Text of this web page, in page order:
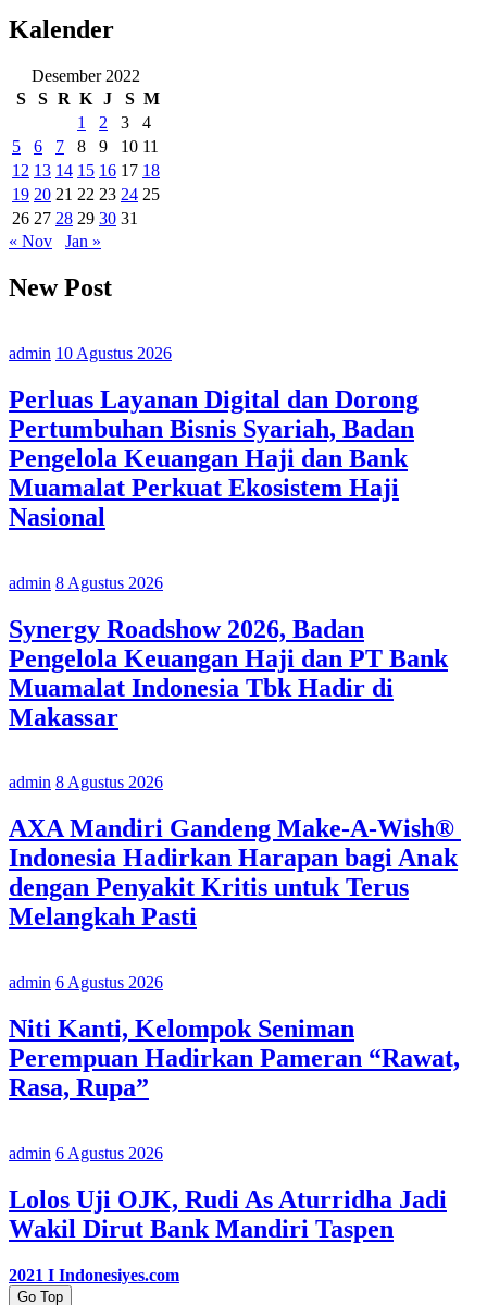
Kalender
Desember 2022
S
S R K J S M
1
2 3
4
5
6 7 8 9 10 11
12 13 14 15 16 17 18
19 20 21 22 23 24 25
26 27 28 29 30 31
« Nov
Jan »
New Post
admin 10 Agustus 2026
Perluas Layanan Digital dan Dorong
Pertumbuhan Bisnis Syariah, Badan
Pengelola Keuangan Haji dan Bank
Muamalat Perkuat Ekosistem Haji
Nasional
admin 8 Agustus 2026
Synergy Roadshow 2026, Badan
Pengelola Keuangan Haji dan PT Bank
Muamalat Indonesia Tbk Hadir di
Makassar
admin 8 Agustus 2026
AXA Mandiri Gandeng Make-A-Wish®
Indonesia Hadirkan Harapan bagi Anak
dengan Penyakit Kritis untuk Terus
Melangkah Pasti
admin 6 Agustus 2026
Niti Kanti, Kelompok Seniman
Perempuan Hadirkan Pameran “Rawat,
Rasa, Rupa”
admin 6 Agustus 2026
Lolos Uji OJK, Rudi As Aturridha Jadi
Wakil Dirut Bank Mandiri Taspen
2021 I Indonesiyes.com
Go Top